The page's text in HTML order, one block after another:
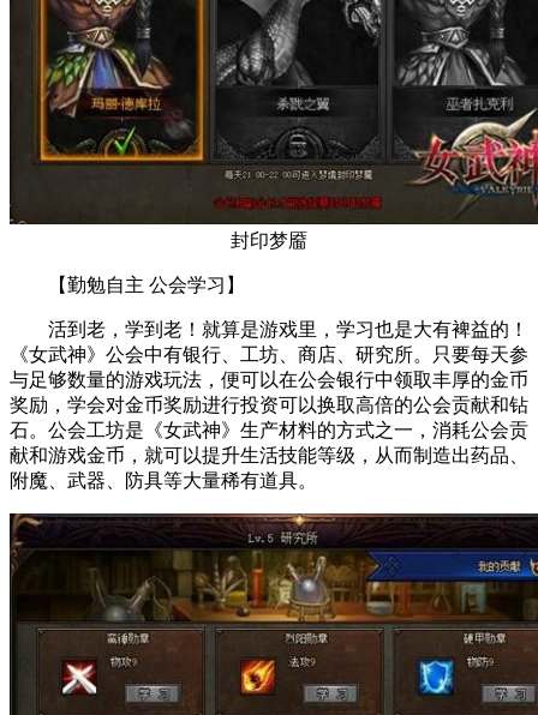
封印梦靥
【勤勉自主 公会学习】
活到老，学到老！就算是游戏里，学习也是大有裨益的！
《女武神》公会中有银行、工坊、商店、研究所。只要每天参
与足够数量的游戏玩法，便可以在公会银行中领取丰厚的金币
奖励，学会对金币奖励进行投资可以换取高倍的公会贡献和钻
石。公会工坊是《女武神》生产材料的方式之一，消耗公会贡
献和游戏金币，就可以提升生活技能等级，从而制造出药品、
附魔、武器、防具等大量稀有道具。